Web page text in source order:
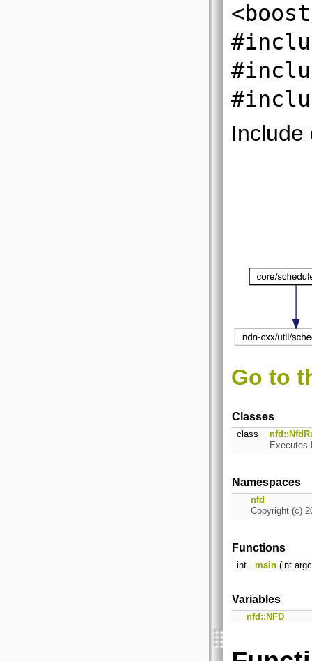
Include
Go to
Classes
class
Executes
Namespaces
nfd
Copyright (c)
Functions
int main (int
Variables
nfd::NFD